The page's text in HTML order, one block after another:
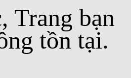
Trang bạn
tồn tại.